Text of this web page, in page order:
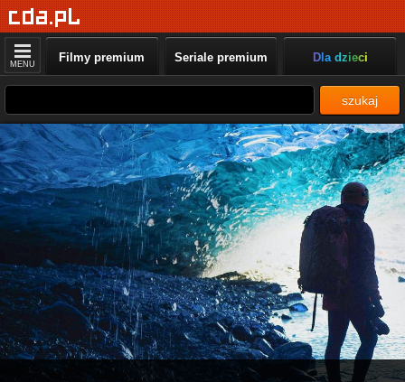
MENU Filmy premium Seriale premium Dla dzieci
szukaj